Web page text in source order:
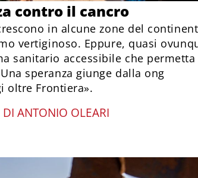
contro il cancro
in alcune zone del
vertiginoso. Eppure, quasi
sanitario accessibile che permetta
speranza giunge dalla ong
oltre Frontiera».
DI ANTONIO OLEARI